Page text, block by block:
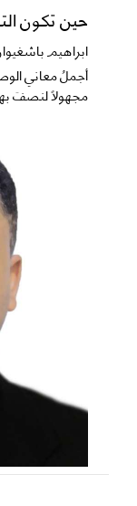
حين تكون
ابراهيم
​أجملُ معاني
مجهولاً لنصفَ